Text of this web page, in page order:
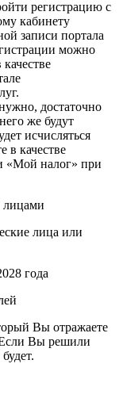
регистрацию с
кабинету
записи портала
можно
достаточно
же будут
исчисляться
в качестве
«Мой налог» при
лицами
лица или
года
Вы отражаете
Вы решили